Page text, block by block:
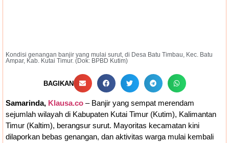
Politik Pembahasan Hak Angket terhadap
Gubernur Kaltim Belum Dijadwalkan Ulang,
DPRD Masih Tunggu Proses Administrasi
PAW
Kondisi genangan banjir yang mulai surut, di Desa Batu Timbau, Kec. Batu
Ampar, Kab. Kutai Timur. (Dok: BPBD Kutim)
BAGIKAN
Samarinda, Klausa.co – Banjir yang sempat merendam
sejumlah wilayah di Kabupaten Kutai Timur (Kutim), Kalimantan
Timur (Kaltim), berangsur surut. Mayoritas kecamatan kini
dilaporkan bebas genangan, dan aktivitas warga mulai kembali